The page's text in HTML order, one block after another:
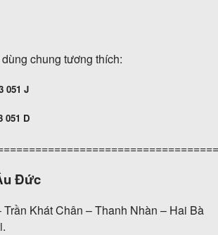
chung tương thích:
051 J
051 D
Đức
Khát Chân – Thanh Nhàn – Hai Bà